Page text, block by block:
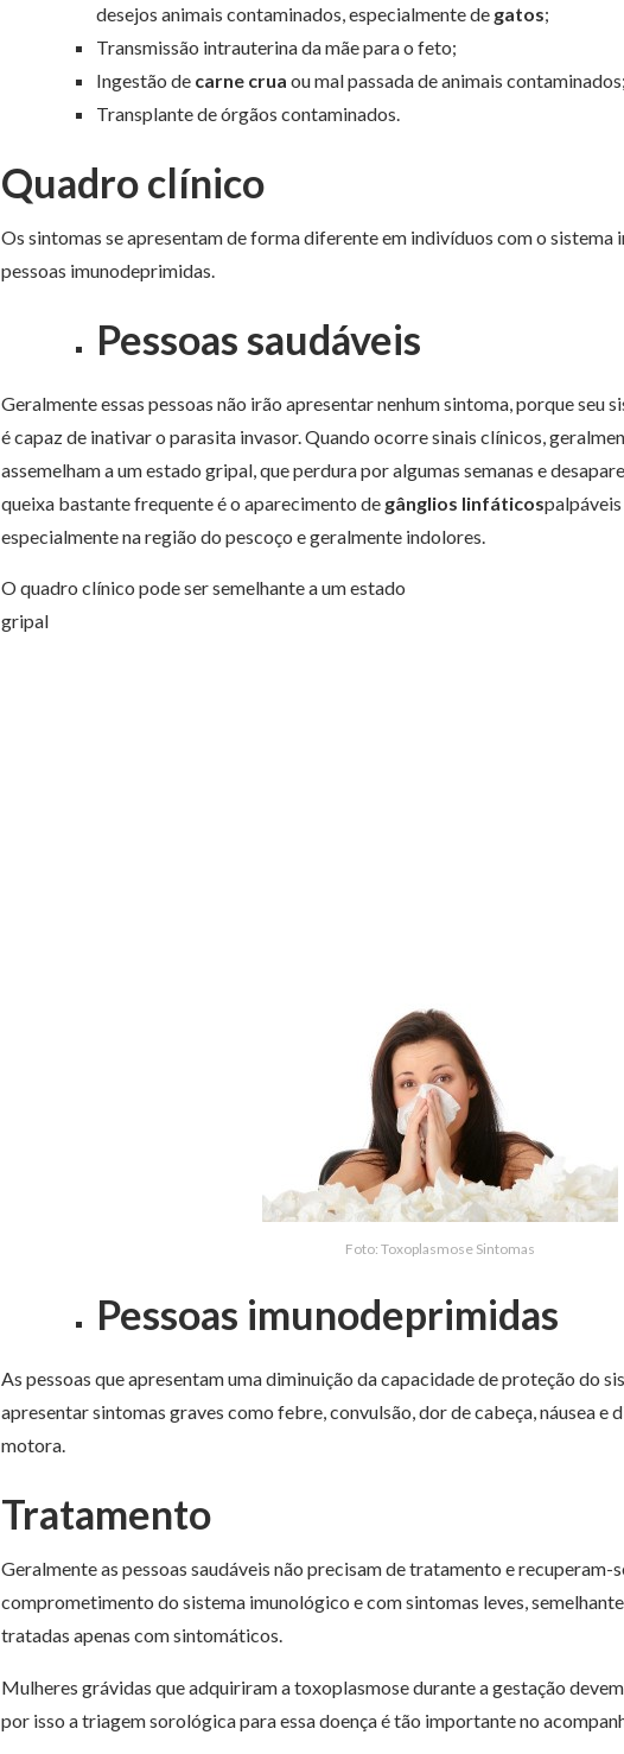
desejos animais contaminados, especialmente de gatos;
Transmissão intrauterina da mãe para o feto;
Ingestão de carne crua ou mal passada de animais contaminados;
Transplante de órgãos contaminados.
Quadro clínico
Os sintomas se apresentam de forma diferente em indivíduos com o sistema
pessoas imunodeprimidas.
Pessoas saudáveis
Geralmente essas pessoas não irão apresentar nenhum sintoma, porque seu
é capaz de inativar o parasita invasor. Quando ocorre sinais clínicos,
assemelham a um estado gripal, que perdura por algumas semanas e
queixa bastante frequente é o aparecimento de gânglios linfáticospalpáveis
especialmente na região do pescoço e geralmente indolores.
O quadro clínico pode ser semelhante a um estado
gripal
Foto: Toxoplasmose Sintomas
Pessoas imunodeprimidas
As pessoas que apresentam uma diminuição da capacidade de proteção do
apresentar sintomas graves como febre, convulsão, dor de cabeça, náusea e
motora.
Tratamento
Geralmente as pessoas saudáveis não precisam de tratamento e recuperam-
comprometimento do sistema imunológico e com sintomas leves,
tratadas apenas com sintomáticos.
Mulheres grávidas que adquiriram a toxoplasmose durante a gestação
por isso a triagem sorológica para essa doença é tão importante no